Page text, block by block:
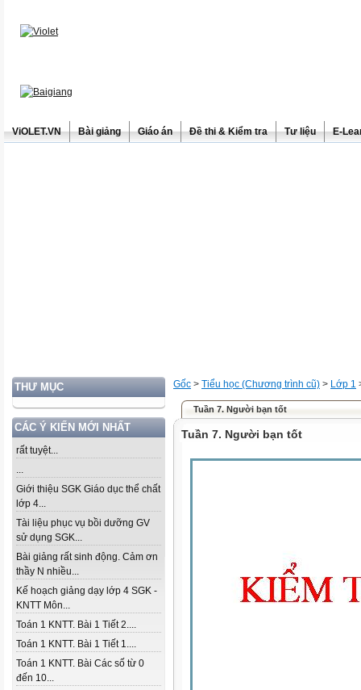
ViOLET.VN Bài giảng Giáo án Đề thi & Kiểm tra Tư liệu E-
THƯ MỤC
CÁC Ý KIẾN MỚI NHẤT
rất tuyệt...
...
Giới thiệu SGK Giáo dục thể chất
lớp 4...
Tài liệu phục vụ bồi dưỡng GV
sử dụng SGK...
Bài giảng rất sinh động. Cảm ơn
thầy N nhiều...
Kế hoạch giảng dạy lớp 4 SGK -
KNTT Môn...
Toán 1 KNTT. Bài 1 Tiết 2....
Toán 1 KNTT. Bài 1 Tiết 1....
Toán 1 KNTT. Bài Các số từ 0
đến 10...
Gốc > Tiểu học (Chương trình cũ) > Lớp 1
Tuần 7. Người bạn tốt
Tuần 7. Người bạn tốt